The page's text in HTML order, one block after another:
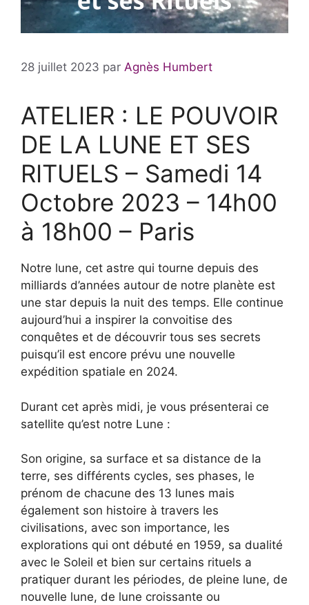
28 juillet 2023 par Agnès Humbert
ATELIER : LE POUVOIR
DE LA LUNE ET SES
RITUELS – Samedi 14
Octobre 2023 – 14h00
à 18h00 – Paris
Notre lune, cet astre qui tourne depuis des
milliards d’années autour de notre planète est
une star depuis la nuit des temps. Elle continue
aujourd’hui a inspirer la convoitise des
conquêtes et de découvrir tous ses secrets
puisqu’il est encore prévu une nouvelle
expédition spatiale en 2024.
Durant cet après midi, je vous présenterai ce
satellite qu’est notre Lune :
Son origine, sa surface et sa distance de la
terre, ses différents cycles, ses phases, le
prénom de chacune des 13 lunes mais
également son histoire à travers les
civilisations, avec son importance, les
explorations qui ont débuté en 1959, sa dualité
avec le Soleil et bien sur certains rituels a
pratiquer durant les périodes, de pleine lune, de
nouvelle lune, de lune croissante ou